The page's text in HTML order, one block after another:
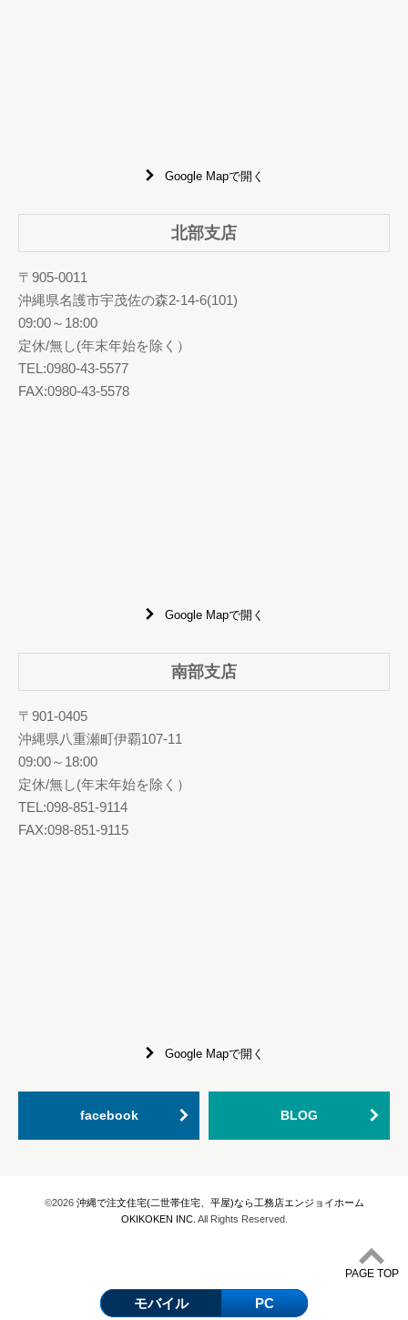
Google Mapで開く
北部支店
〒905-0011
沖縄県名護市宇茂佐の森2-14-6(101)
09:00～18:00
定休/無し(年末年始を除く）
TEL:0980-43-5577
FAX:0980-43-5578
Google Mapで開く
南部支店
〒901-0405
沖縄県八重瀬町伊覇107-11
09:00～18:00
定休/無し(年末年始を除く）
TEL:098-851-9114
FAX:098-851-9115
Google Mapで開く
facebook BLOG
©2026 沖縄で注文住宅(二世帯住宅、平屋)なら工務店エンジョイホーム
OKIKOKEN INC. All Rights Reserved.
PAGE TOP
モバイル PC